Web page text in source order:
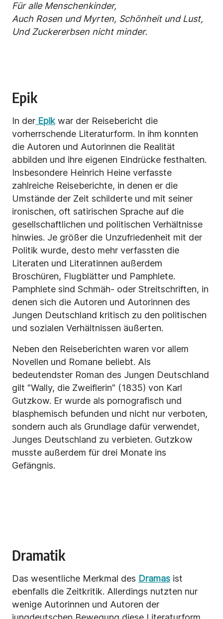
Für alle Menschenkinder,
Auch Rosen und Myrten, Schönheit und Lust,
Und Zuckererbsen nicht minder.
Epik
In der Epik war der Reisebericht die
vorherrschende Literaturform. In ihm konnten
die Autoren und Autorinnen die Realität
abbilden und ihre eigenen Eindrücke festhalten.
Insbesondere Heinrich Heine verfasste
zahlreiche Reiseberichte, in denen er die
Umstände der Zeit schilderte und mit seiner
ironischen, oft satirischen Sprache auf die
gesellschaftlichen und politischen Verhältnisse
hinwies. Je größer die Unzufriedenheit mit der
Politik wurde, desto mehr verfassten die
Literaten und Literatinnen außerdem
Broschüren, Flugblätter und Pamphlete.
Pamphlete sind Schmäh- oder Streitschriften, in
denen sich die Autoren und Autorinnen des
Jungen Deutschland kritisch zu den politischen
und sozialen Verhältnissen äußerten.
Neben den Reiseberichten waren vor allem
Novellen und Romane beliebt. Als
bedeutendster Roman des Jungen Deutschland
gilt "Wally, die Zweiflerin" (1835) von Karl
Gutzkow. Er wurde als pornografisch und
blasphemisch befunden und nicht nur verboten,
sondern auch als Grundlage dafür verwendet,
Junges Deutschland zu verbieten. Gutzkow
musste außerdem für drei Monate ins
Gefängnis.
Dramatik
Das wesentliche Merkmal des Dramas ist
ebenfalls die Zeitkritik. Allerdings nutzten nur
wenige Autorinnen und Autoren der